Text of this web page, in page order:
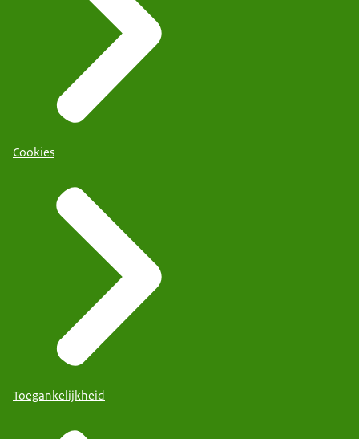
Cookies
Toegankelijkheid